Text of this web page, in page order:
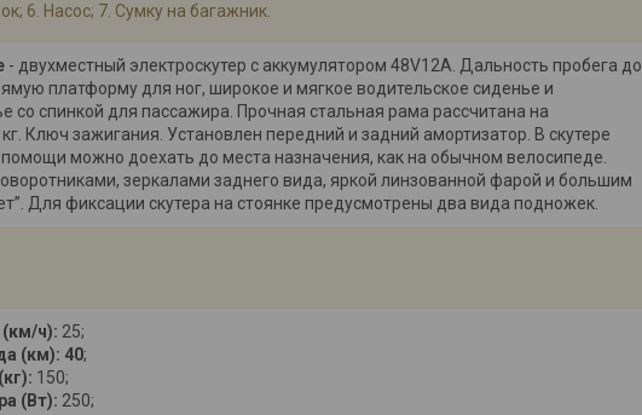
6. Насос; 7. Сумку на багажник.
- двухместный электроскутер с аккумулятором 48V12А. Дальность пробега до
платформу для ног, широкое и мягкое водительское сиденье и
со спинкой для пассажира. Прочная стальная рама рассчитана на
Ключ зажигания. Установлен передний и задний амортизатор. В скутере
можно доехать до места назначения, как на обычном велосипеде.
зеркалами заднего вида, яркой линзованной фарой и большим
Для фиксации скутера на стоянке предусмотрены два вида подножек.
(км/ч): 25;
(км): 40;
150;
(Вт): 250;